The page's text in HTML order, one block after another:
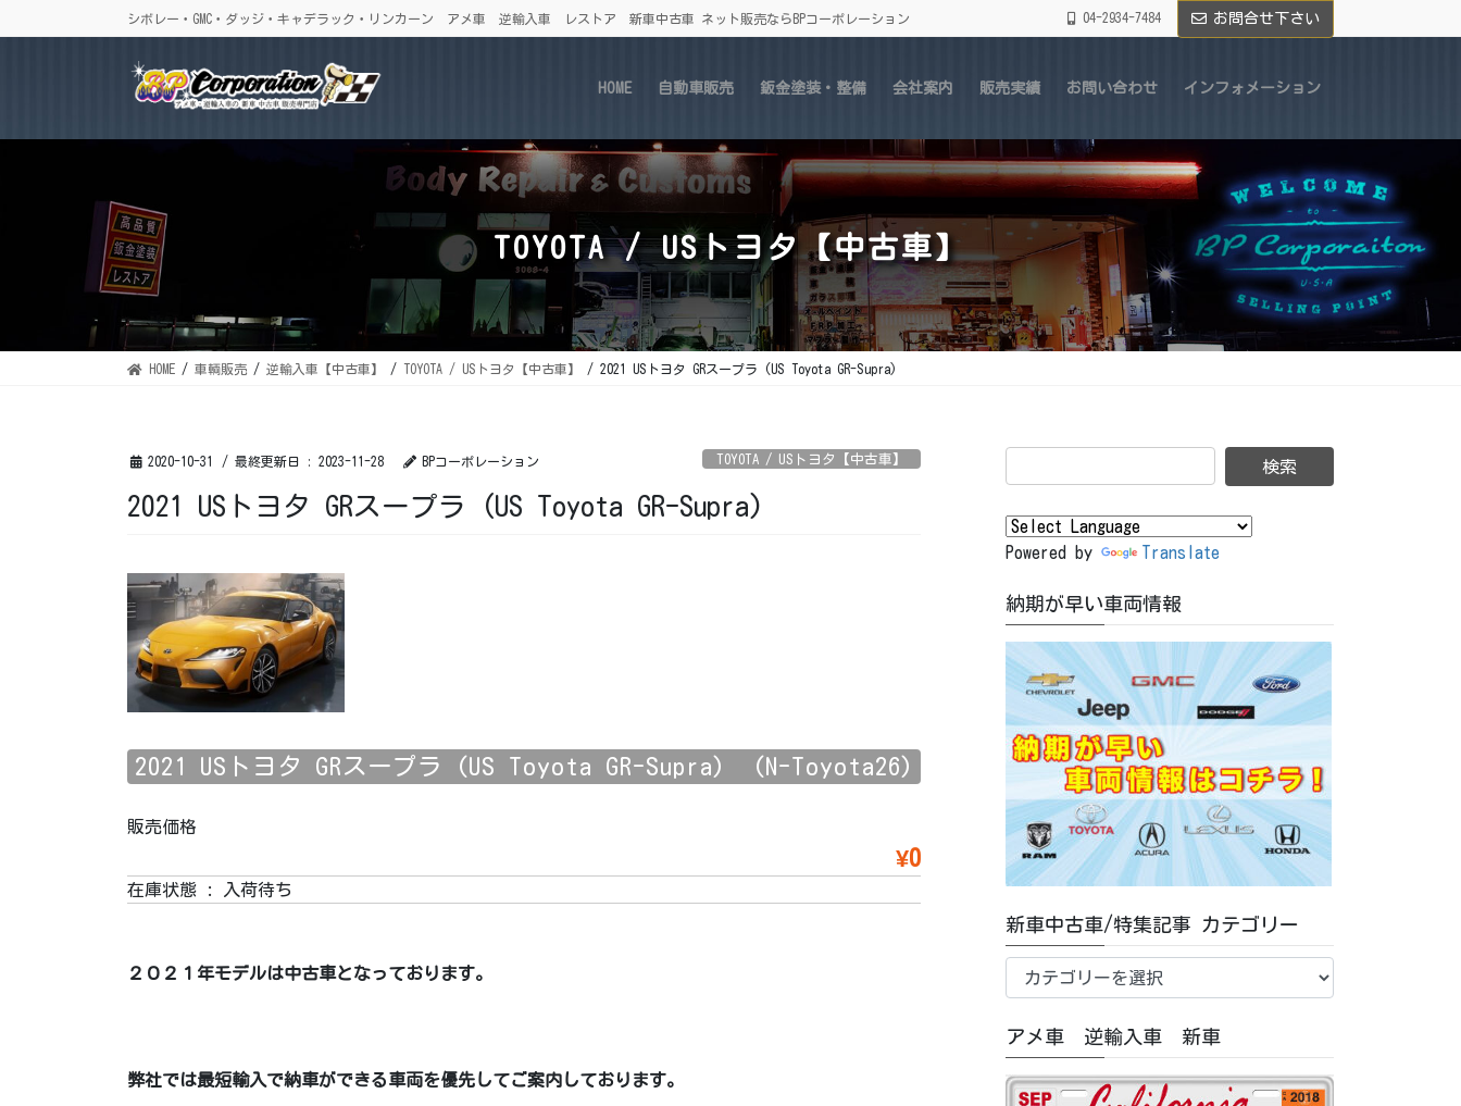
ン
に
ビ
ョ
シボレー・GMC・ダッジ・キャデラック・リンカーン アメ車 逆輸入車 レストア 新車中古車 ネット販売ならBPコーポレーション 04-2934-7484 お問合せ下さい
HOME 自動車販売 鈑金塗装・整備 会社案内 販売実績 お問い合わせ インフォメーション
TOYOTA / USトヨタ【中古車】
HOME 車輌販売 逆輸入車【中古車】 TOYOTA / USトヨタ【中古車】 2021 USトヨタ GRスープラ (US Toyota GR-Supra)
2020-10-31 / 最終更新日 : 2023-11-28 BPコーポレーション TOYOTA / USトヨタ【中古車】
2021 USトヨタ GRスープラ (US Toyota GR-Supra)
2021 USトヨタ GRスープラ (US Toyota GR-Supra) (N-Toyota26)
販売価格
¥0
在庫状態 : 入荷待ち
２０２１年モデルは中古車となっております。
弊社では最短輸入で納車ができる車両を優先してご案内しております。
Powered by Translate
納期が早い車両情報
新車中古車/特集記事 カテゴリー
車
古
車/
特
アメ車 逆輸入車 新車